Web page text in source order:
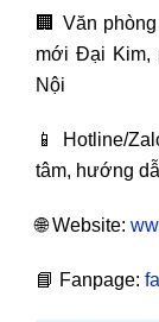
🏢 Văn
mới Đại Kim,
Nội
📱 Hotline/
tâm, hướng
🌐 Website:
📘 Fanpage: